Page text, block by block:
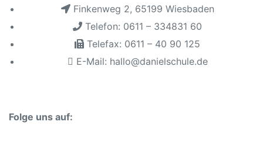
Finkenweg 2, 65199 Wiesbaden
Telefon: 0611 – 334831 60
Telefax: 0611 – 40 90 125
E-Mail: hallo@danielschule.de
Folge uns auf: